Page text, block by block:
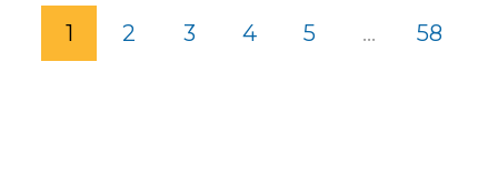
1 2 3 4 5 ... 58